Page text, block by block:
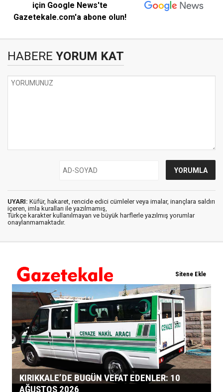
için Google News'te
Gazetekale.com'a abone olun!
HABERE YORUM KAT
UYARI: Küfür, hakaret, rencide edici cümleler veya imalar, inançlara saldırı
içeren, imla kuralları ile yazılmamış,
Türkçe karakter kullanılmayan ve büyük harflerle yazılmış yorumlar
onaylanmamaktadır.